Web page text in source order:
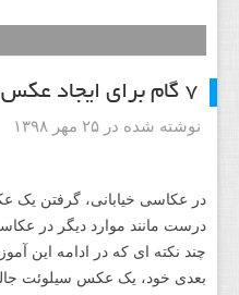
۷ گام برای ایجاد عکس سیلوئت در عکاسی خیابانی
نوشته شده در ۲۵ مهر ۱۳۹۸